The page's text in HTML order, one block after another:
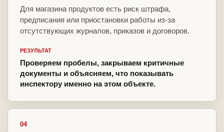
Для магазина продуктов есть риск штрафа,
предписания или приостановки работы из-за
отсутствующих журналов, приказов и договоров.
РЕЗУЛЬТАТ
Проверяем пробелы, закрываем критичные
документы и объясняем, что показывать
инспектору именно на этом объекте.
04